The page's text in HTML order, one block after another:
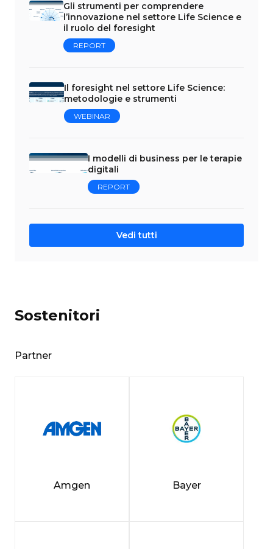
Gli strumenti per comprendere
l’innovazione nel settore Life Science e
il ruolo del foresight
REPORT
Il foresight nel settore Life Science:
metodologie e strumenti
WEBINAR
I modelli di business per le terapie
digitali
REPORT
Vedi tutti
Sostenitori
Partner
Amgen Bayer